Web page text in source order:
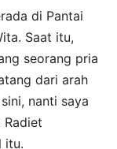
di Pantai
Saat itu,
seorang pria
dari arah
nanti saya
Radiet
itu.